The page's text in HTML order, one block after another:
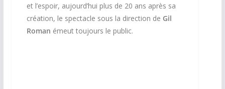
et l’espoir, aujourd’hui plus de 20 ans après sa
création, le spectacle sous la direction de Gil
Roman émeut toujours le public.